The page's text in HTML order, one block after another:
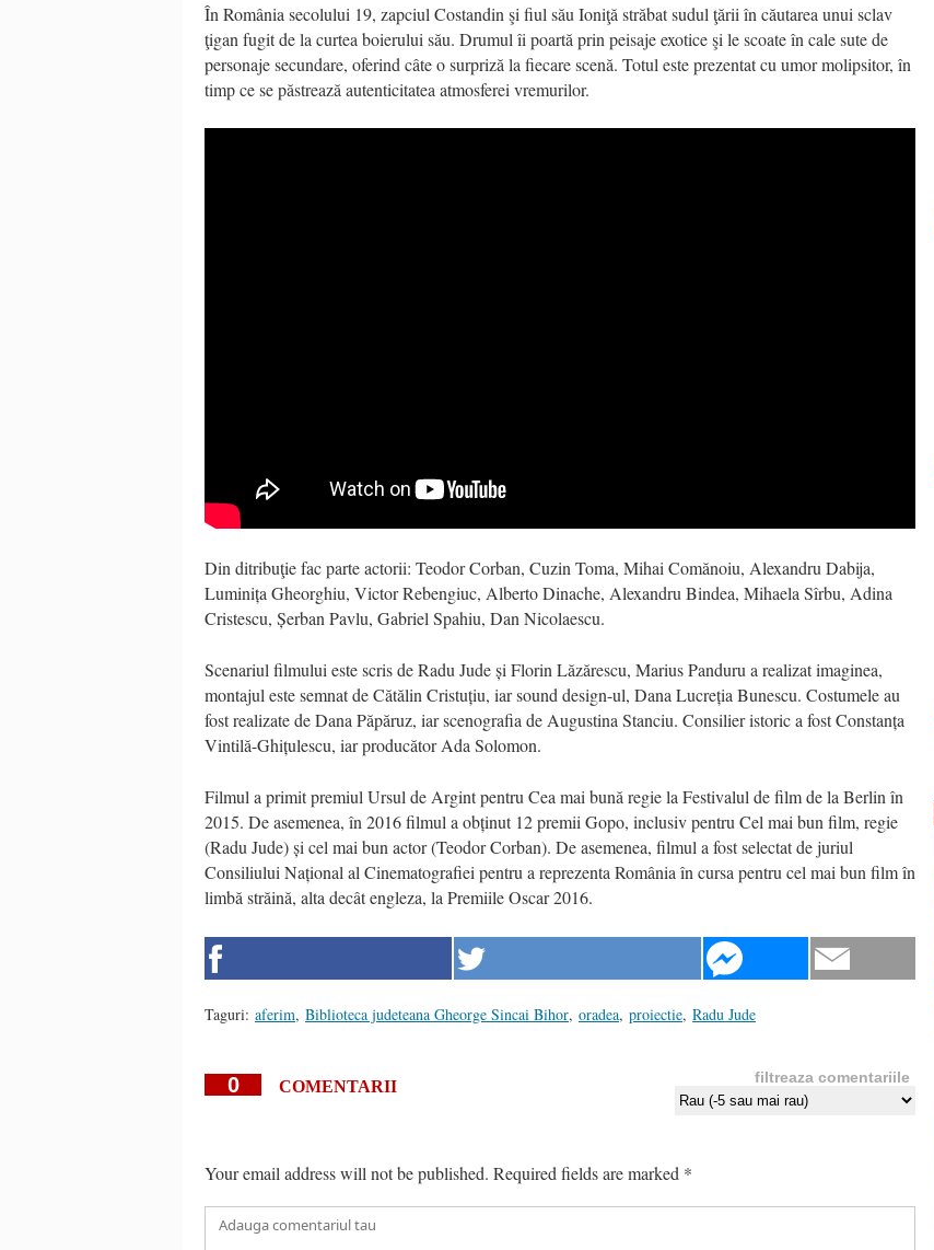
În România secolului 19, zapciul Costandin şi fiul său Ioniţă străbat sudul ţării în căutarea unui sclav
ţigan fugit de la curtea boierului său. Drumul îi poartă prin peisaje exotice şi le scoate în cale sute de
personaje secundare, oferind câte o surpriză la fiecare scenă. Totul este prezentat cu umor molipsitor, în
timp ce se păstrează autenticitatea atmosferei vremurilor.
Din ditribuţie fac parte actorii: Teodor Corban, Cuzin Toma, Mihai Comănoiu, Alexandru Dabija,
Luminița Gheorghiu, Victor Rebengiuc, Alberto Dinache, Alexandru Bindea, Mihaela Sîrbu, Adina
Cristescu, Șerban Pavlu, Gabriel Spahiu, Dan Nicolaescu.
Scenariul filmului este scris de Radu Jude și Florin Lăzărescu, Marius Panduru a realizat imaginea,
montajul este semnat de Cătălin Cristuțiu, iar sound design-ul, Dana Lucreția Bunescu. Costumele au
fost realizate de Dana Păpăruz, iar scenografia de Augustina Stanciu. Consilier istoric a fost Constanța
Vintilă-Ghițulescu, iar producător Ada Solomon.
Filmul a primit premiul Ursul de Argint pentru Cea mai bună regie la Festivalul de film de la Berlin în
2015. De asemenea, în 2016 filmul a obținut 12 premii Gopo, inclusiv pentru Cel mai bun film, regie
(Radu Jude) și cel mai bun actor (Teodor Corban). De asemenea, filmul a fost selectat de juriul
Consiliului Național al Cinematografiei pentru a reprezenta România în cursa pentru cel mai bun film în
limbă străină, alta decât engleza, la Premiile Oscar 2016.
Taguri: aferim, Biblioteca judeteana Gheorge Sincai Bihor, oradea, proiectie, Radu Jude
0 COMENTARII filtreaza comentariile
Your email address will not be published. Required fields are marked *